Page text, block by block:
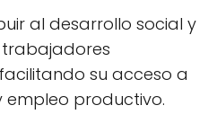
al desarrollo social y
su acceso a
empleo productivo.